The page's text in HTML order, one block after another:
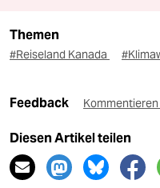
Themen
#Reiseland Kanada
Feedback Kommentieren
Diesen Artikel teilen